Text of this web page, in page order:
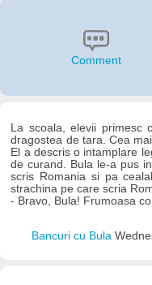
Comment
La scoala, elevii primesc
dragostea de tara. Cea
El a descris o intamplare
de curand. Bula le-a pus
scris Romania si pa
strachina pe care scria
- Bravo, Bula! Frumoasa
Bancuri cu Bula